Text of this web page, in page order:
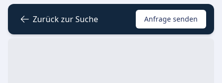
Zurück zur Suche Anfrage senden